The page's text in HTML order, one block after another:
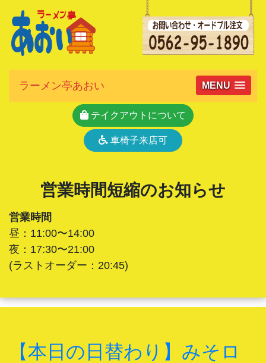
ラーメン亭あおい MENU
テイクアウトについて
車椅子来店可
営業時間短縮のお知らせ
営業時間
昼：11:00〜14:00
夜：17:30〜21:00
(ラストオーダー：20:45)
【本日の日替わり】みそロ